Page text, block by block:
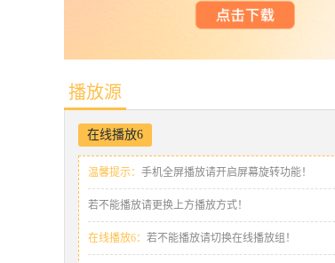
播放源
在线播放6
温馨提示： 手机全屏播放请开启屏幕旋转功能！
若不能播放请更换上方播放方式！
在线播放6： 若不能播放请切换在线播放组！